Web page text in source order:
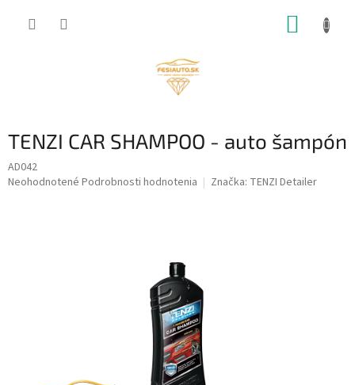
TENZI CAR SHAMPOO - auto šampón
AD042
Priemerné
Neohodnotené Podrobnosti hodnotenia Značka: TENZI Detailer